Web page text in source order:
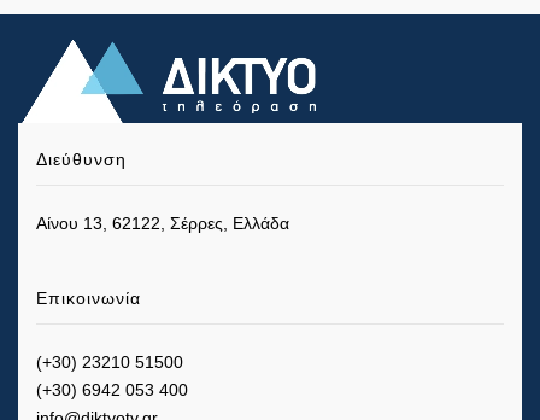
Διεύθυνση
Αίνου 13, 62122, Σέρρες, Ελλάδα
Επικοινωνία
(+30) 23210 51500
(+30) 6942 053 400